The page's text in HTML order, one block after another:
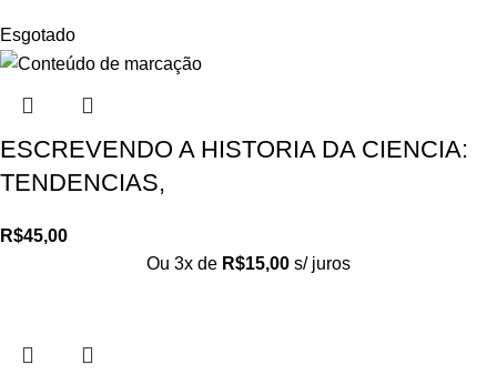
Esgotado
ESCREVENDO A HISTORIA DA CIENCIA:
TENDENCIAS,
R$45,00
Ou 3x de R$15,00 s/ juros